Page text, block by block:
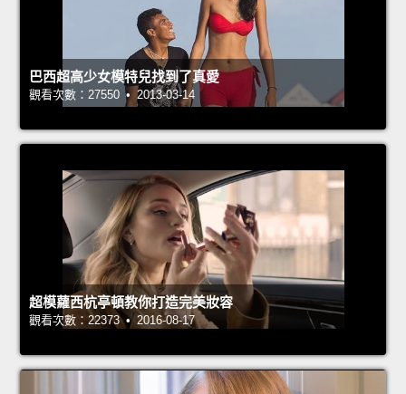
巴西超高少女模特兒找到了真愛
觀看次數：27550 • 2013-03-14
超模蘿西杭亭頓教你打造完美妝容
觀看次數：22373 • 2016-08-17